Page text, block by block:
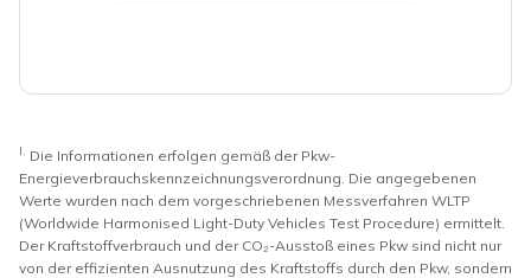
I.
Die Informationen erfolgen gemäß der Pkw-
Energieverbrauchskennzeichnungsverordnung. Die angegebenen
Werte wurden nach dem vorgeschriebenen Messverfahren WLTP
(Worldwide Harmonised Light-Duty Vehicles Test Procedure) ermittelt.
Der Kraftstoffverbrauch und der CO₂-Ausstoß eines Pkw sind nicht nur
von der effizienten Ausnutzung des Kraftstoffs durch den Pkw, sondern